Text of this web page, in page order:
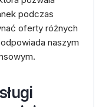
podczas
oferty różnych
naszym